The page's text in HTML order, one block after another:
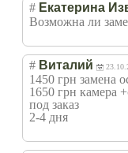
# Екатерина
Возможна ли
# Виталий
1450 грн замена
1650 грн камера
под заказ
2-4 дня